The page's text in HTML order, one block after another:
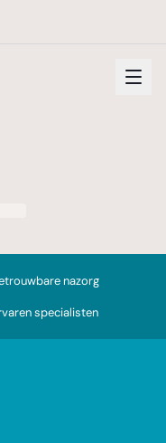
nazorg
specialisten